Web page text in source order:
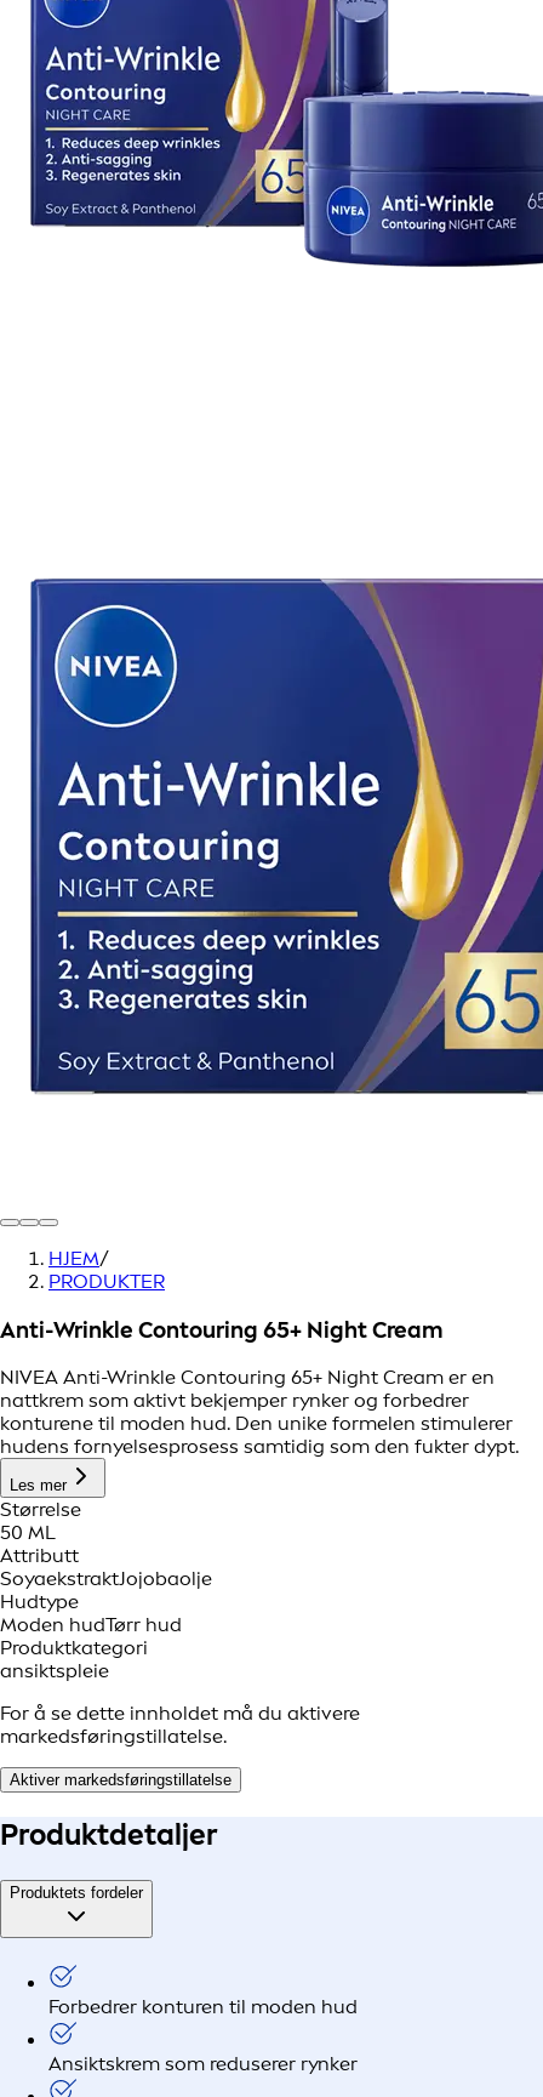
HJEM/
PRODUKTER
Anti-Wrinkle Contouring 65+ Night Cream
NIVEA Anti-Wrinkle Contouring 65+ Night Cream er en
nattkrem som aktivt bekjemper rynker og forbedrer
konturene til moden hud. Den unike formelen stimulerer
hudens fornyelsesprosess samtidig som den fukter dypt.
Les mer
Størrelse
50 ML
Attributt
SoyaekstraktJojobaolje
Hudtype
Moden hudTørr hud
Produktkategori
ansiktspleie
For å se dette innholdet må du aktivere
markedsføringstillatelse.
Aktiver markedsføringstillatelse
Produktdetaljer
Produktets fordeler
Forbedrer konturen til moden hud
Ansiktskrem som reduserer rynker